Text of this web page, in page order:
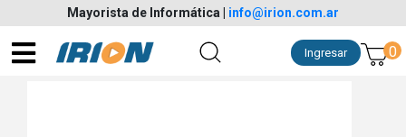
Mayorista de Informática info@irion.com.ar
0
Ingresar